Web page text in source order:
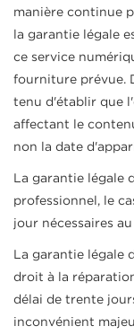
manière continue
la garantie légale
ce service
fourniture prévue.
tenu d'établir que
affectant le
non la date
La garantie
professionnel, le
jour nécessaires
La garantie légale
droit à la
délai de trente
inconvénient